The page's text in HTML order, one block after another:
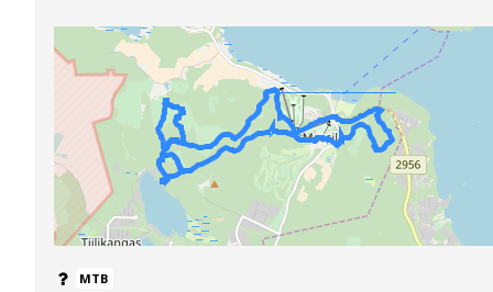
MTB